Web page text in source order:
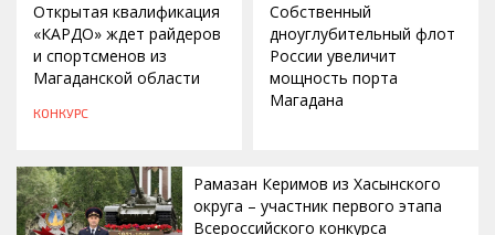
Открытая квалификация
«КАРДО» ждет райдеров
и спортсменов из
Магаданской области
КОНКУРС
Собственный
дноуглубительный флот
России увеличит
мощность порта
Магадана
Рамазан Керимов из Хасынского
округа – участник первого этапа
Всероссийского конкурса